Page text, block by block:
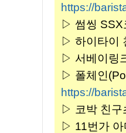
https://
▷ 썸씽 SSX
▷ 하이타이
▷ 서베이링
▷ 폴체인
https://
▷ 코박 친구
▷ 11번가 아